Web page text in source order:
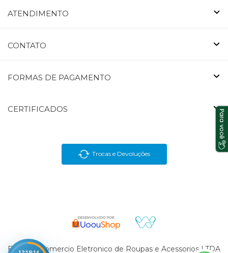
ATENDIMENTO
CONTATO
FORMAS DE PAGAMENTO
CERTIFICADOS
Trocas e Devoluções
En Brasil Comercio Eletronico de Roupas e Acessorios LTDA